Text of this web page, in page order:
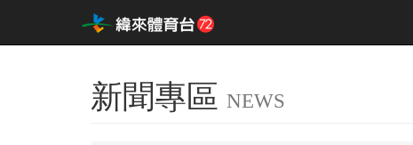
新聞專區 NEWS